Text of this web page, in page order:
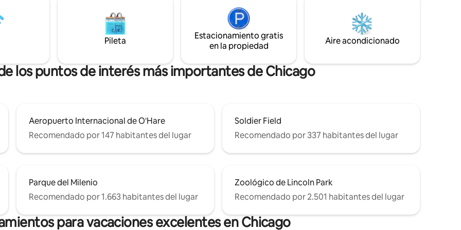
espacio de
para estancias más
y mucho más.
Nuestros departamentos con tecnología
ofrecen llegada autónoma a las 4:00 p.
m., asistencia a los huéspedes las 24
horas, los 7 días de la semana por
mensaje de texto o por teléfono y una
través de un dispositivo móvil.
estación de Metra con un tren directo al
centro de la ciudad, a 4 minutos del
Centro Presidencial Obama en Jackson
Park, del Museo de Ciencia e Industria y
Pileta
Estacionamiento gratis
en la propiedad
Aire acondicionado
los puntos de interés más importantes de Chicago
Aeropuerto Internacional de O'Hare
Recomendado por 147 habitantes del lugar
Soldier Field
Recomendado por 337 habitantes del lugar
Parque del Milenio
Recomendado por 1.663 habitantes del lugar
Zoológico de Lincoln Park
Recomendado por 2.501 habitantes del lugar
para vacaciones excelentes en Chicago